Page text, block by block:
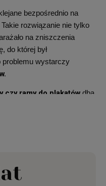
bezpośrednio na
rozwiązanie nie tylko
na zniszczenia
do której był
problemu wystarczy
czy ramy do plakatów dba
i samego plakatu.
elementem wystroju